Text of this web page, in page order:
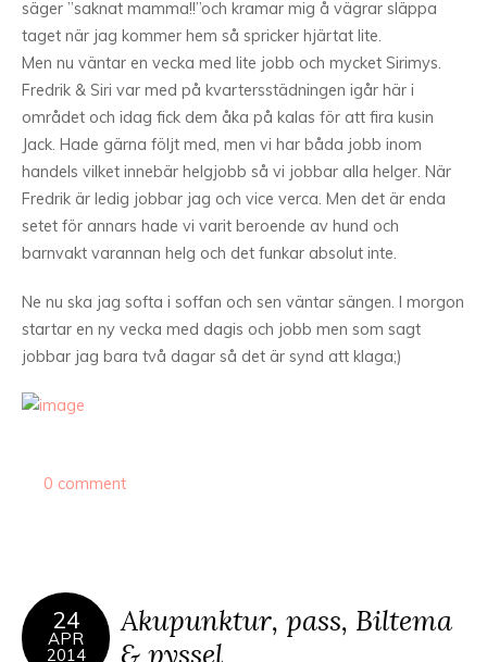
säger ”saknat mamma!!”och kramar mig å vägrar släppa
taget när jag kommer hem så spricker hjärtat lite.
Men nu väntar en vecka med lite jobb och mycket Sirimys.
Fredrik & Siri var med på kvartersstädningen igår här i
området och idag fick dem åka på kalas för att fira kusin
Jack. Hade gärna följt med, men vi har båda jobb inom
handels vilket innebär helgjobb så vi jobbar alla helger. När
Fredrik är ledig jobbar jag och vice verca. Men det är enda
setet för annars hade vi varit beroende av hund och
barnvakt varannan helg och det funkar absolut inte.
Ne nu ska jag softa i soffan och sen väntar sängen. I morgon
startar en ny vecka med dagis och jobb men som sagt
jobbar jag bara två dagar så det är synd att klaga;)
0 comment
24
APR
2014
Akupunktur, pass, Biltema
& pyssel